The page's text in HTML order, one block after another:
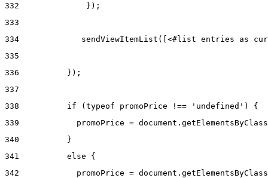
332
              });
333
334
sendViewItemList([<#list entries as
335
336
          });
337
338
          if (typeof promoPrice !== 'undefined') {
339
promoPrice =
340
          }
341
          else {
342
promoPrice =